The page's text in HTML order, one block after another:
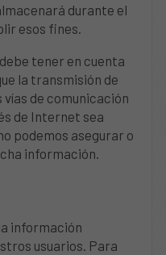
durante el
esos fines.
tener en cuenta
la transmisión de
de comunicación
de Internet sea
podemos asegurar o
información.
información
usuarios. Para